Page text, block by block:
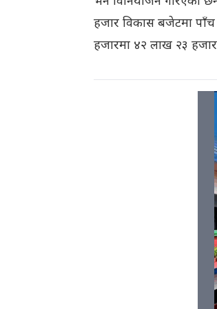
हजार विकास बजेटमा
हजारमा ४२ लाख २३